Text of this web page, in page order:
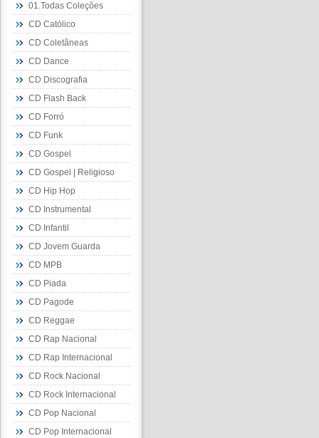
01.Todas Coleções
CD Católico
CD Coletâneas
CD Dance
CD Discografia
CD Flash Back
CD Forró
CD Funk
CD Gospel
CD Gospel | Religioso
CD Hip Hop
CD Instrumental
CD Infantil
CD Jovem Guarda
CD MPB
CD Piada
CD Pagode
CD Reggae
CD Rap Nacional
CD Rap Internacional
CD Rock Nacional
CD Rock Internacional
CD Pop Nacional
CD Pop Internacional